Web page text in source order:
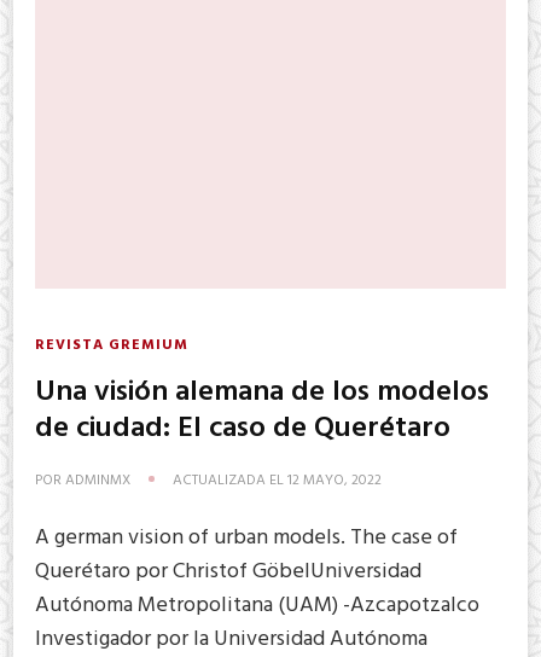
REVISTA GREMIUM
Una visión alemana de los modelos
de ciudad: El caso de Querétaro
POR ADMINMX ACTUALIZADA EL12 MAYO, 2022
A german vision of urban models. The case of
Querétaro por Christof GöbelUniversidad
Autónoma Metropolitana (UAM) -Azcapotzalco
Investigador por la Universidad Autónoma